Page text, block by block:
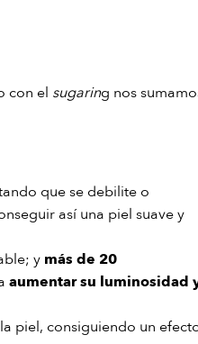
con el sugaring nos
que se debilite o
así una piel suave y
y más de 20
aumentar su luminosidad
la piel, consiguiendo un